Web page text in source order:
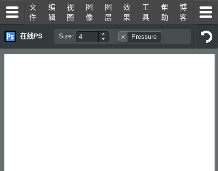
文
件
编
辑
视
图
图
像
图
层
效
果
工
具
帮
助
博
客
在线PS Size: Increase
Decrease
Pressure
Toggle Menu